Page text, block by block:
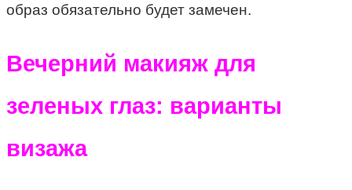
образ обязательно будет замечен.
Вечерний макияж для
зеленых глаз: варианты
визажа